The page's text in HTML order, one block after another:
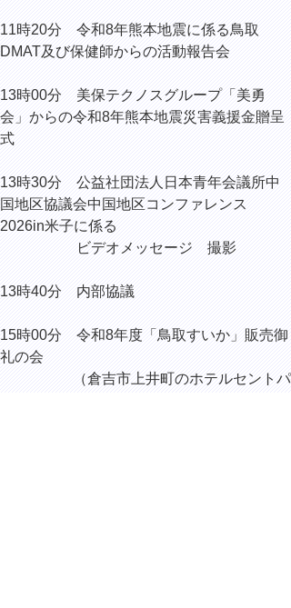
11時20分 令和8年熊本地震に係る鳥取
DMAT及び保健師からの活動報告会
13時00分 美保テクノスグループ「美勇
会」からの令和8年熊本地震災害義援金贈呈
式
13時30分 公益社団法人日本青年会議所中
国地区協議会中国地区コンファレンス
2026in米子に係る
ビデオメッセージ 撮影
13時40分 内部協議
15時00分 令和8年度「鳥取すいか」販売御
礼の会
（倉吉市上井町のホテルセントパ